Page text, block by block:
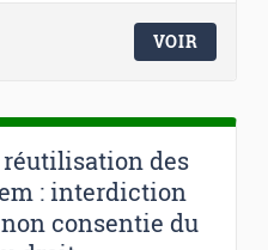
VOIR
des
: interdiction
consentie du